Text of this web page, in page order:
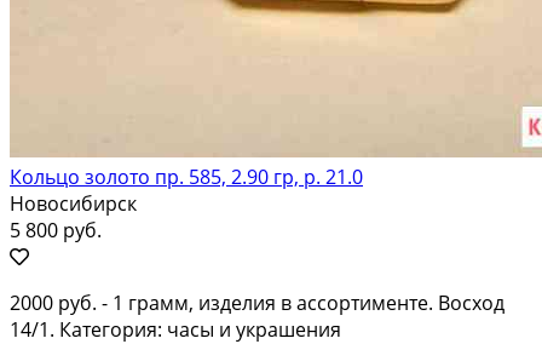
Кольцо золото пр. 585, 2.90 гр, р. 21.0
Новосибирск
5 800 руб.
2000 руб. - 1 грамм, изделия в ассортименте. Восход
14/1. Категория: часы и украшения